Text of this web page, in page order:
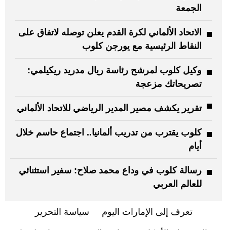
الجمعة
الاتحاد الألماني لكرة القدم يعلن توصله لاتفاق على
النقاط الرئيسية مع يورجن كلوب
وكيل كلوب لمرشح رئاسة ريال مدريد ريكيلمي:
تصريحاتك مزعجة
تقرير يكشف مصير المدير الرياضي للاتحاد الألماني
كلوب يقترب من تدريب ألمانيا.. اجتماع حاسم خلال
أيام
رسالة كلوب في وداع محمد صلاح: سفير استثنائي
للعالم العربي
تعرف إلى الإمارات اليوم سياسة التحرير